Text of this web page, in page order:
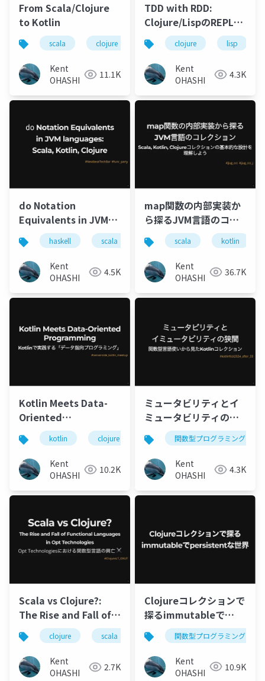
From Scala/Clojure
to Kotlin
scala clojure kotlin 関数型プログラミン
Kent
OHASHI
11.1K
TDD with RDD:
Clojure/LispのREPLで
変わる開発体験
clojure lisp
Kent
OHASHI
4.3K
do Notation
Equivalents in JVM
languages: Scala,
Kotlin, Clojure
haskell scala kotlin clojure
Kent
OHASHI
4.5K
map関数の内部実装か
ら探るJVM言語のコレ
クション: Scala,
Kotlin, Clojureコレク
ションの基本的な設計
を理解しよう
scala kotlin
Kent
OHASHI
36.7K
Kotlin Meets Data-
Oriented
Programming: Kotlin
で実践する「データ指
向プログラミング」
kotlin clojure データ指向プログラミング
Kent
OHASHI
10.2K
ミュータビリティとイ
ミュータビリティの狭
間: 関数型言語使いから
見たKotlinコレクショ
ン
関数型プログラミング
Kent
OHASHI
4.3K
Scala vs Clojure?:
The Rise and Fall of
Functional
Languages in Opt
Technologies
clojure scala web api 技術選定
Kent
OHASHI
2.7K
Clojureコレクションで
探るimmutableで
persistentな世界
関数型プログラミング
Kent
OHASHI
10.9K